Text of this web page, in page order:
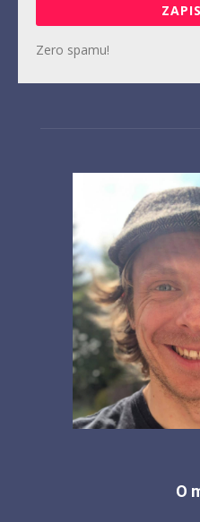
Zero spamu!
O